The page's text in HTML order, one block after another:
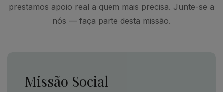
prestamos apoio real a quem mais precisa. Junte-se a
nós — faça parte desta missão.
Missão Social